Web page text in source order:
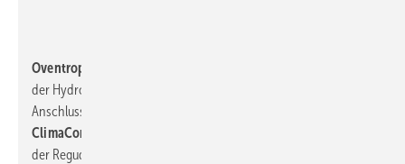
Oventrop, 9.1-A06:
der HydroControl Strangventile, die neue FloorCon
Anschlussleiste für Flächenheizungen und -kühlungen sowie die
ClimaCon F Raumthermostate
der Regudis W-HTE Wohnungsstation vor.